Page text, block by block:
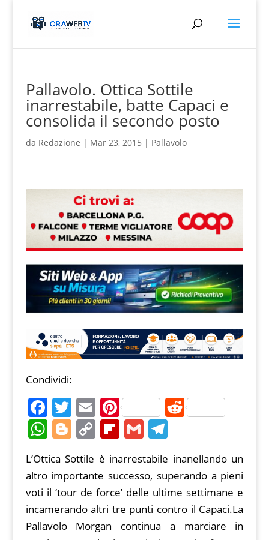
Pallavolo. Ottica Sottile
inarrestabile, batte Capaci e
consolida il secondo posto
da Redazione | Mar 23, 2015 | Pallavolo
Condividi:
F
a
c
e
b
o
o
T
w
itt
er
E
m
ai
l
Pi
nt
er
e
st
R
di
t
W
h
at
s
A
p
Bl
g
g
er
C
o
p
y
Li
n
Fl
b
o
ar
d
G
m
ai
l
T
el
e
gr
a
m
L’Ottica Sottile è inarrestabile inanellando un
altro importante successo, superando a pieni
voti il ‘tour de force’ delle ultime settimane e
incamerando altri tre punti contro il Capaci.La
Pallavolo Morgan continua a marciare in